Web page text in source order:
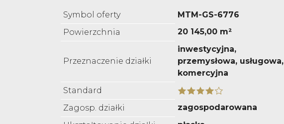
Symbol oferty
MTM-GS-6776
Powierzchnia
20 145,00 m²
Przeznaczenie działki
inwestycyjna,
przemysłowa, usługowa,
komercyjna
Standard
Zagosp. działki
zagospodarowana